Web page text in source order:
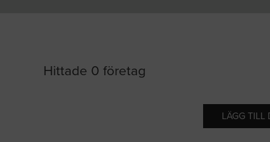
Hittade 0 företag
LÄGG TILL